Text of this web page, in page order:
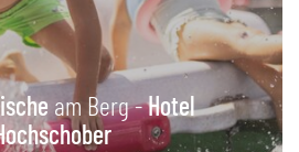
am Berg -Hotel